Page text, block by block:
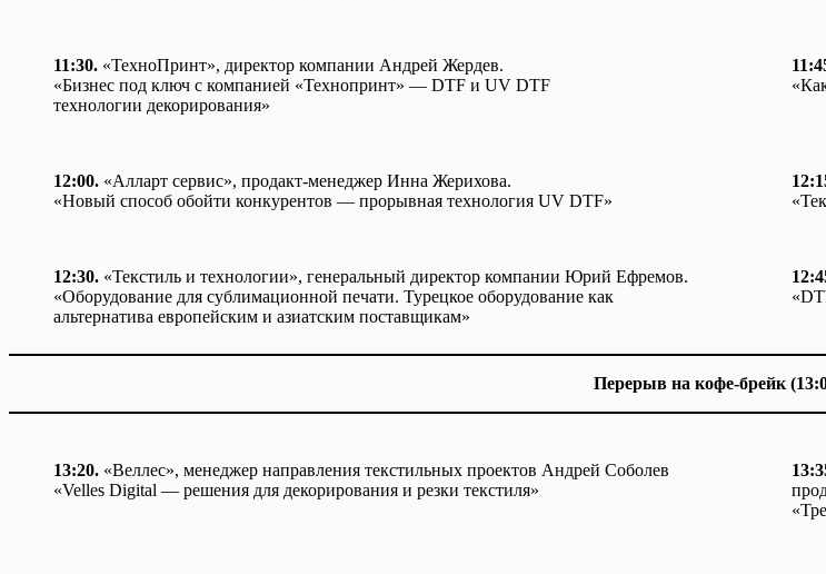
11:30. «ТехноПринт», директор компании Андрей Жердев.
«Бизнес под ключ с компанией «Технопринт» — DTF и UV DTF
технологии декорирования»
12:00. «Алларт сервис», продакт-менеджер Инна Жерихова.
«Новый способ обойти конкурентов — прорывная технология UV DTF»
12:30. «Текстиль и технологии», генеральный директор компании Юрий Ефремов.
«Оборудование для сублимационной печати. Турецкое оборудование как
альтернатива европейским и азиатским поставщикам»
Перерыв на кофе-брейк
13:20. «Веллес», менеджер направления текстильных проектов Андрей Соболев
«Velles Digital — решения для декорирования и резки текстиля»